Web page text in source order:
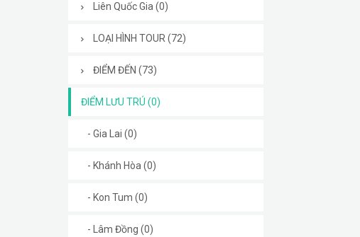
Liên Quốc Gia (0)
LOẠI HÌNH TOUR (72)
ĐIỂM ĐẾN (73)
ĐIỂM LƯU TRÚ (0)
- Gia Lai (0)
- Khánh Hòa (0)
- Kon Tum (0)
- Lâm Đồng (0)